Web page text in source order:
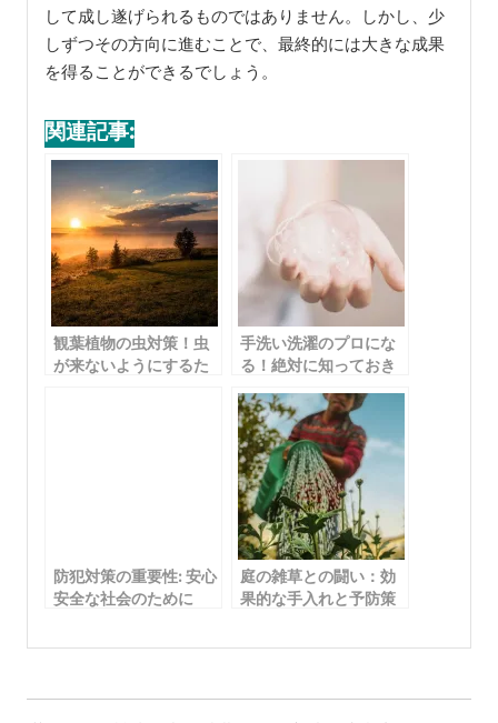
して成し遂げられるものではありません。しかし、少
しずつその方向に進むことで、最終的には大きな成果
を得ることができるでしょう。
関連記事:
観葉植物の虫対策！虫
が来ないようにするた
手洗い洗濯のプロにな
る！絶対に知っておき
防犯対策の重要性: 安心
安全な社会のために
庭の雑草との闘い：効
果的な手入れと予防策
投